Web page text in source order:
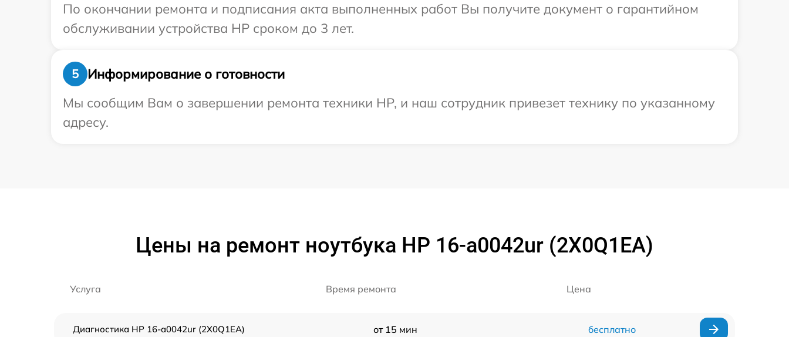
По окончании ремонта и подписания акта выполненных работ Вы получите документ о гарантийном
обслуживании устройства HP сроком до 3 лет.
5
Информирование о готовности
Мы сообщим Вам о завершении ремонта техники HP, и наш сотрудник привезет технику по указанному
адресу.
Цены на ремонт ноутбука HP 16-a0042ur (2X0Q1EA)
Услуга Время ремонта Цена
Диагностика HP 16-a0042ur (2X0Q1EA) от 15 мин бесплатно